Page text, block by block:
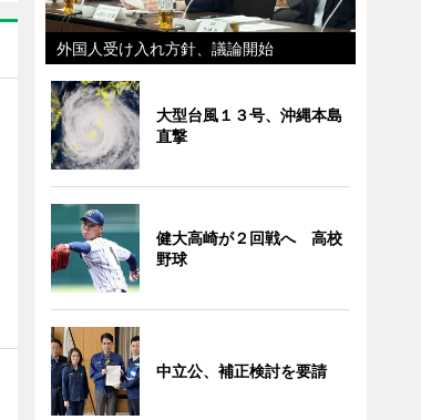
外国人受け入れ方針、議論開始
大型台風１３号、沖縄本島
直撃
健大高崎が２回戦へ 高校
野球
中立公、補正検討を要請